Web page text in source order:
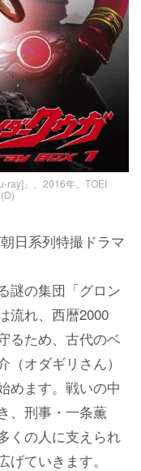
ray]』、2016年、TOEI
日系列特撮ドラマ
謎の集団「グロン
流れ、西暦2000
るため、古代のベ
オダギリさん）
めます。戦いの中
、刑事・一条薫
くの人に支えられ
ていきます。